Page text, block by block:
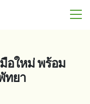
อใหม่ พร้อม
ทยา